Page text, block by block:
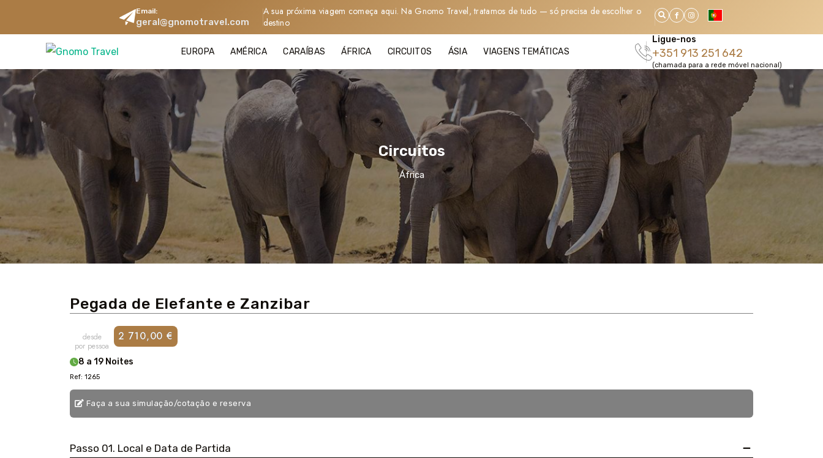
Email:
geral@gnomotravel.com
A sua próxima viagem começa aqui. Na Gnomo Travel, tratamos de tudo — só precisa de escolher o
destino
EUROPA AMÉRICA CARAÍBAS ÁFRICA CIRCUITOS ÁSIA VIAGENS TEMÁTICAS
Ligue-nos
+351 913 251 642
(chamada para a rede móvel nacional)
Circuitos
África
Pegada de Elefante e Zanzibar
desde
por pessoa
2 710,00 €
8 a 19 Noites
Ref: 1265
Faça a sua simulação/cotação e reserva
Passo 01. Local e Data de Partida